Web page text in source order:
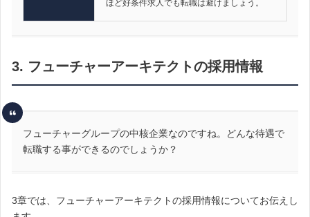
ほど好条件求人でも転職は避けましょう。
3. フューチャーアーキテクトの採用情報
フューチャーグループの中核企業なのですね。どんな待遇で
転職する事ができるのでしょうか？
3章では、フューチャーアーキテクトの採用情報についてお伝えし